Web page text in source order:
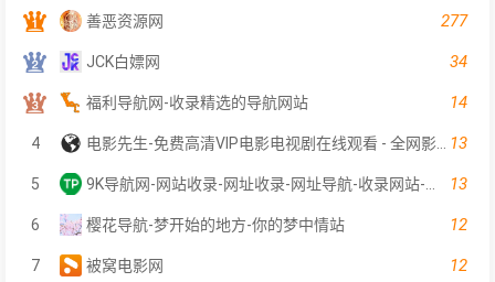
善恶资源网 277
JCK白嫖网 34
福利导航网-收录精选的导航网站 14
4 13
5 13
6 樱花导航-梦开始的地方-你的梦中情站 12
7 被窝电影网 12